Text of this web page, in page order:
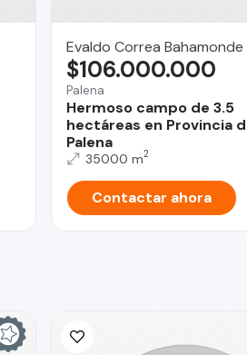
Evaldo Correa Bahamonde
Palena
Hermoso campo de 3.5
hectáreas en Provincia
Palena
$106.000.000
35000 m2
Contactar ahora